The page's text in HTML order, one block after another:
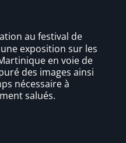
au festival de
exposition sur les
en voie de
des images ainsi
nécessaire à
salués.